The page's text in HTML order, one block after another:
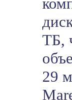
ТБ,
29